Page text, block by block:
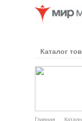
Каталог
Главная